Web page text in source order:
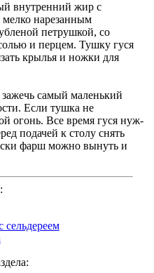
внут­ренний жир с
нарезанным
петрушкой, со
и перцем. Тушку гуся
крылья и ножки для
самый маленький
Если тушка не
огонь. Все время гуся нуж­
подачей к столу снять
фарш можно вынуть и
сельдереем